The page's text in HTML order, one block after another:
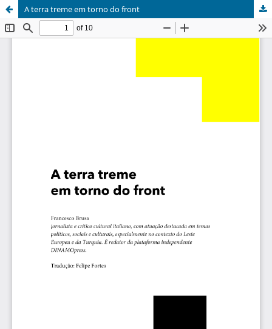
A terra treme em torno do front